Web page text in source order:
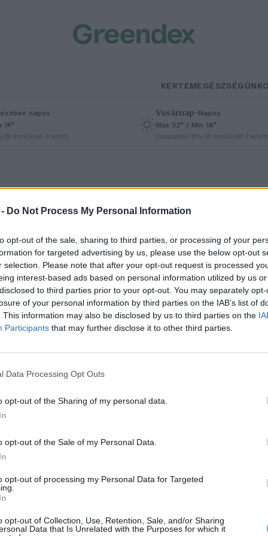
Do Not Process My Personal Information
opt-out of the sale, sharing to third parties, or processing of your
for targeted advertising by us, please use the below opt-out
selection. Please note that after your opt-out request is processed
interest-based ads based on personal information utilized by us
to third parties prior to your opt-out. You may separately
of your personal information by third parties on the IAB’s list of
This information may also be disclosed by us to third parties on the
Participants that may further disclose it to other third parties.
Data Processing Opt Outs
opt-out of the Sharing of my personal data.
opt-out of the Sale of my Personal Data.
opt-out of processing my Personal Data for Targeted
opt-out of Collection, Use, Retention, Sale, and/or Sharing
Data that Is Unrelated with the Purposes for which it
KERTEMEGÉSZSÉGÜNK
napos
19°
(0 mm)Szél: 9 km/h
Vasárnap–Napos
Max 32° / Min 18°
Csapadék: 0% (0 mm)Szél: 7 km/h
megfázás elleni
egyik alapanyag
hatástalan
Szemle
idő meggyógyulni